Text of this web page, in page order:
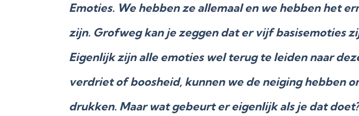
Emoties. We hebben ze allemaal en we hebben het
zijn. Grofweg kan je zeggen dat er vijf basisemoties
Eigenlijk zijn alle emoties wel terug te leiden naar
verdriet of boosheid, kunnen we de neiging hebben
drukken. Maar wat gebeurt er eigenlijk als je dat